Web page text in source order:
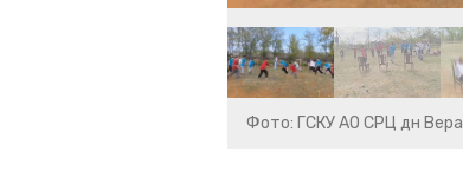
Фото: ГСКУ АО СРЦ дн Вера